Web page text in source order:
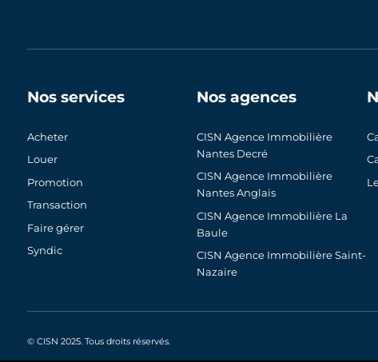
Nos services
Acheter
Louer
Promotion
Transaction
Faire gérer
Syndic
Nos agences
CISN Agence Immobilière
Nantes Decré
CISN Agence Immobilière
Nantes Anglais
CISN Agence Immobilière La
Baule
CISN Agence Immobilière Saint-
Nazaire
© CISN 2025. Tous droits réservés.